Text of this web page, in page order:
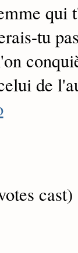
qui
tu
de
cast)